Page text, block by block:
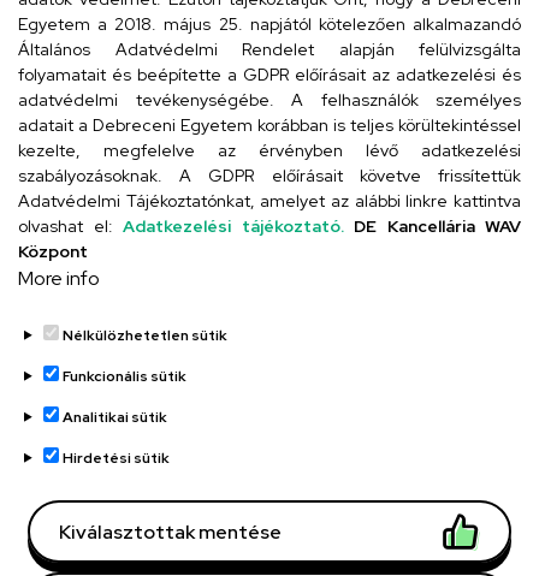
4026 Debrecen, Arany János tér 1.
Szervezeti telefonkönyv
UD telefonkönyv
Adatvédelem
Adatvédelem
Régi oldal
Technikai információk
Egyetem a 2018. május 25. napjától kötelezően alkalmazandó
Általános Adatvédelmi Rendelet alapján felülvizsgálta
folyamatait és beépítette a GDPR előírásait az adatkezelési és
adatvédelmi tevékenységébe. A felhasználók személyes
adatait a Debreceni Egyetem korábban is teljes körültekintéssel
kezelte, megfelelve az érvényben lévő adatkezelési
szabályozásoknak. A GDPR előírásait követve frissítettük
Adatvédelmi Tájékoztatónkat, amelyet az alábbi linkre kattintva
olvashat el: Adatkezelési tájékoztató. DE Kancellária WAV
Központ
More info
Nélkülözhetetlen sütik
Funkcionális sütik
Analitikai sütik
Hirdetési sütik
Kiválasztottak mentése